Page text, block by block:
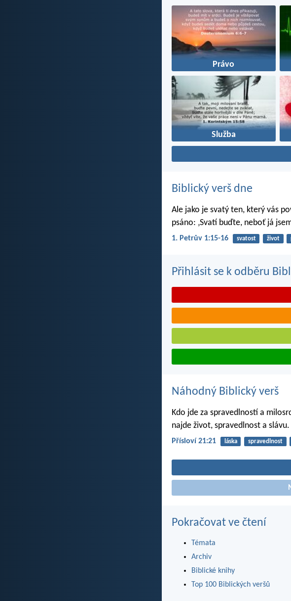
Právo
Služba
Biblický verš dne
Ale jako je svatý ten, který vás
psáno: ‚Svatí buďte, neboť já
1. Petrův 1:15-16 svatost život
Přihlásit se k odběru
Náhodný Biblický verš
Kdo jde za spravedlností a
najde život, spravedlnost a slávu.
Přísloví 21:21 láska spravedlnost
Pokračovat ve čtení
Témata
Archiv
Biblické knihy
Top 100 Biblických veršů